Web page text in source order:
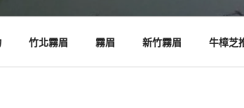
竹北霧眉 霧眉 新竹霧眉 牛樟芝